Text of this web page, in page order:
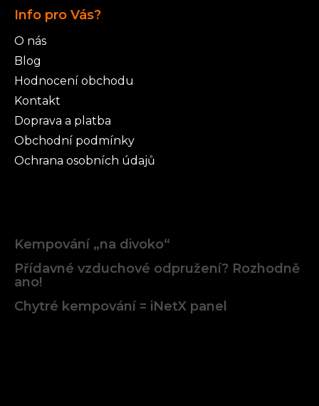
Info pro Vás?
O nás
Blog
Hodnocení obchodu
Kontakt
Doprava a platba
Obchodní podmínky
Ochrana osobních údajů
Kempování „na divoko“
Přídavné vzduchové odpružení? Rozhodně
ano!
Chytré kempování = iNetX panel